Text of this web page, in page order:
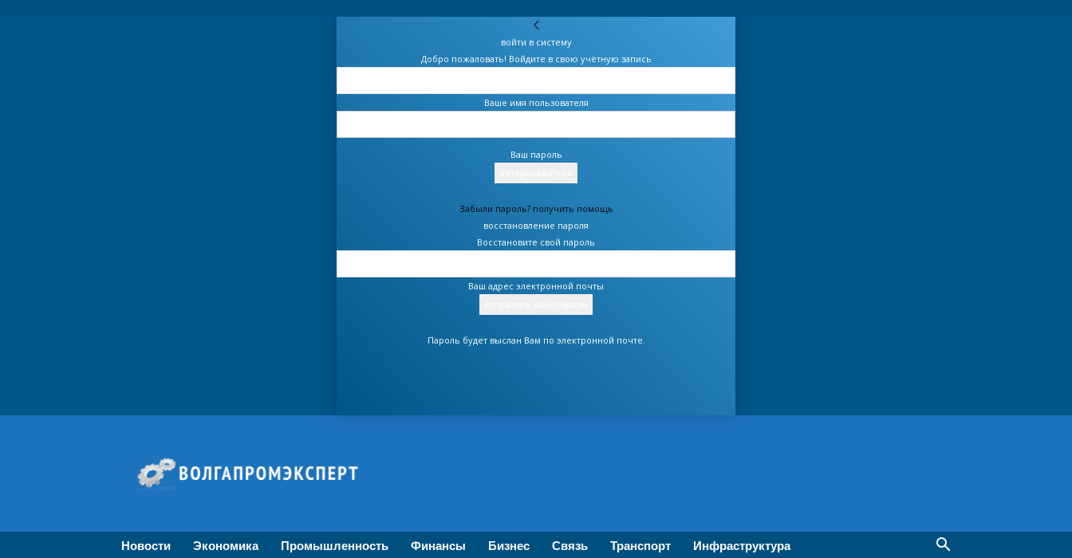
войти в систему
Добро пожаловать! Войдите в свою учётную запись
Ваше имя пользователя
Ваш пароль
Забыли пароль? получить помощь
восстановление пароля
Восстановите свой пароль
Ваш адрес электронной почты
Пароль будет выслан Вам по электронной почте.
—
Новости
бизнеса
Новости Экономика Промышленность Финансы Бизнес Связь Транспорт Инфраструктура